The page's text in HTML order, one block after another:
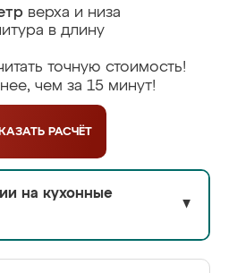
верха и низа
в длину
точную стоимость!
чем за 15 минут!
РАСЧЁТ
на кухонные
▼